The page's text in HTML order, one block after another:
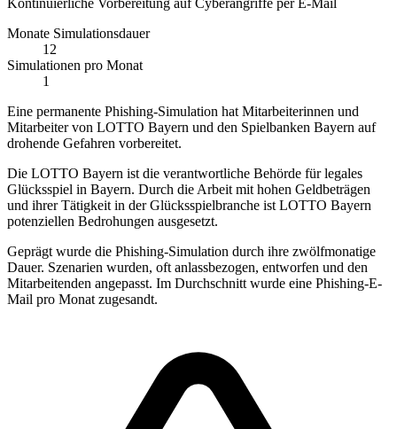
Monate Simulationsdauer
12
Simulationen pro Monat
1
Eine permanente Phishing-Simulation hat Mitarbeiterinnen und
Mitarbeiter von LOTTO Bayern und den Spielbanken Bayern auf
drohende Gefahren vorbereitet.
Die LOTTO Bayern ist die verantwortliche Behörde für legales
Glücksspiel in Bayern. Durch die Arbeit mit hohen Geldbeträgen
und ihrer Tätigkeit in der Glücksspielbranche ist LOTTO Bayern
potenziellen Bedrohungen ausgesetzt.
Geprägt wurde die Phishing-Simulation durch ihre zwölfmonatige
Dauer. Szenarien wurden, oft anlassbezogen, entworfen und den
Mitarbeitenden angepasst. Im Durchschnitt wurde eine Phishing-E-
Mail pro Monat zugesandt.